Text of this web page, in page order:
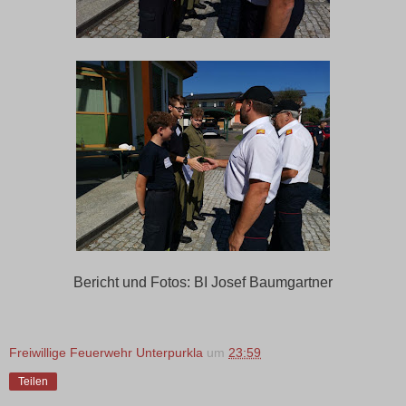
Bericht und Fotos: BI Josef Baumgartner
Freiwillige Feuerwehr Unterpurkla um 23:59
Teilen